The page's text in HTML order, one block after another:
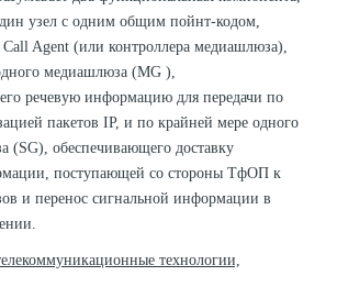
узел с одним общим пойнт-кодом,
Agent (или контроллера медиашлюза),
медиашлюза (MG ),
речевую информацию для передачи по
пакетов IP, и по крайней мере одного
(SG), обеспечивающего доставку
поступающей со стороны ТфОП к
и перенос сигнальной информации в
технологии,